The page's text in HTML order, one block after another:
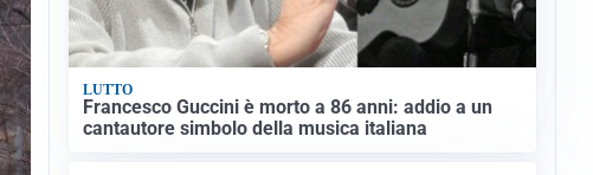
LUTTO
Francesco Guccini è morto a 86 anni: addio a un
cantautore simbolo della musica italiana